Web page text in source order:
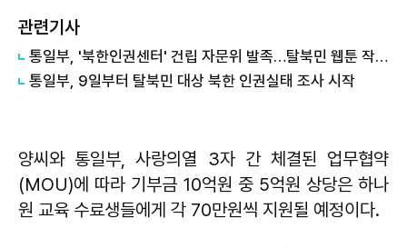
관련기사
통일부, '북한인권센터' 건립 자문위 발족…탈북민 웹툰 작가 등 전문가 14인
통일부, 9일부터 탈북민 대상 북한 인권실태 조사 시작
양씨와 통일부, 사랑의열 3자 간 체결된 업무협약
(MOU)에 따라 기부금 10억원 중 5억원 상당은 하나
원 교육 수료생들에게 각 70만원씩 지원될 예정이다.